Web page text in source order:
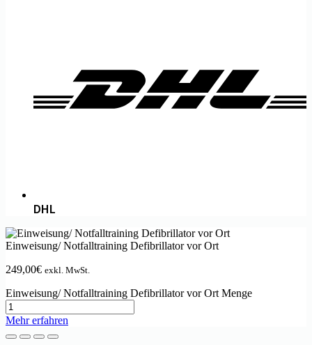
DHL
Einweisung/ Notfalltraining Defibrillator vor Ort
249,00€ exkl. MwSt.
Einweisung/ Notfalltraining Defibrillator vor Ort Menge
Mehr erfahren